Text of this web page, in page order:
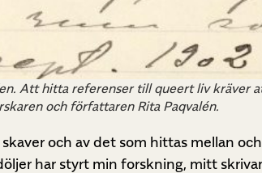
Att hitta referenser till queert liv kräver
och författaren Rita Paqvalén.
och av det som hittas mellan
har styrt min forskning, mitt